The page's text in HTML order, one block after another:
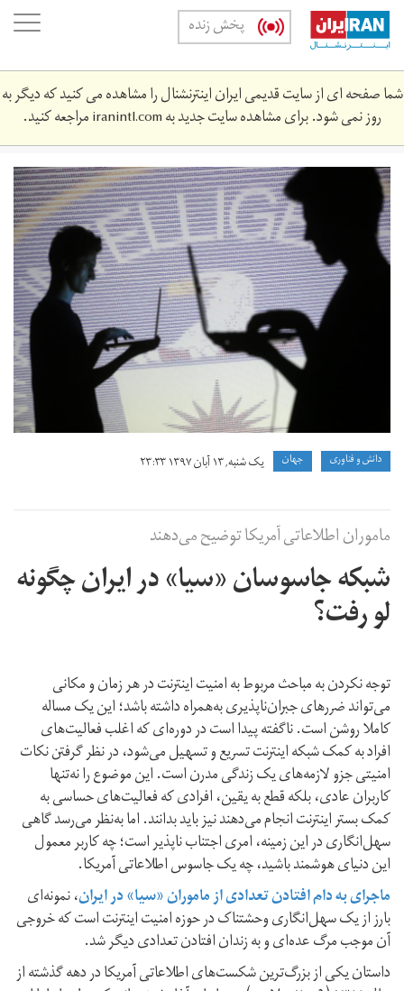
Skip
main
content
پخش زنده
شما صفحه ای از سایت قدیمی ایران اینترنشنال را مشاهده می کنید که دیگر به
روز نمی شود. برای مشاهده سایت جدید بهiranintl.comمراجعه کنید.
CIA
دانش و فناوری جهان یک شنبه, ۱۳ آبان ۱۳۹۷ ۲۳:۳۳
ماموران اطلاعاتی آمریکا توضیح می‌دهند
شبکه جاسوسان «سیا» در ایران چگونه
لو رفت؟
توجه نکردن به مباحث مربوط به امنیت اینترنت در هر زمان و مکانی
می‌تواند ضررهای جبران‌ناپذیری به‌همراه داشته باشد؛ این یک مساله
کاملا روشن است. ناگفته پیدا است در دوره‌ای که اغلب فعالیت‌های
افراد به کمک شبکه اینترنت تسریع و تسهیل می‌شود، در نظر گرفتن نکات
امنیتی جزو لازمه‌های یک زندگی مدرن است. این موضوع را نه‌تنها
کاربران عادی، بلکه قطع به یقین، افرادی که فعالیت‌های حساسی به
کمک بستر اینترنت انجام می‌دهند نیز باید بدانند. اما به‌نظر می‌رسد گاهی
سهل‌انگاری در این زمینه، امری اجتناب ناپذیر است؛ چه کاربر معمول
این دنیای هوشمند باشید، چه یک جاسوس اطلاعاتی آمریکا.
ماجرای به دام افتادن تعدادی از ماموران «سیا» در ایران، نمونه‌ای
بارز از یک سهل‌انگاری وحشتناک در حوزه امنیت اینترنت است که خروجی
آن موجب مرگ عده‌ای و به زندان افتادن تعدادی دیگر شد.
داستان یکی از بزرگ‌ترین شکست‌های اطلاعاتی آمریکا در دهه گذشته از